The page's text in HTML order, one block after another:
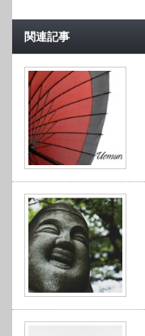
関連記事